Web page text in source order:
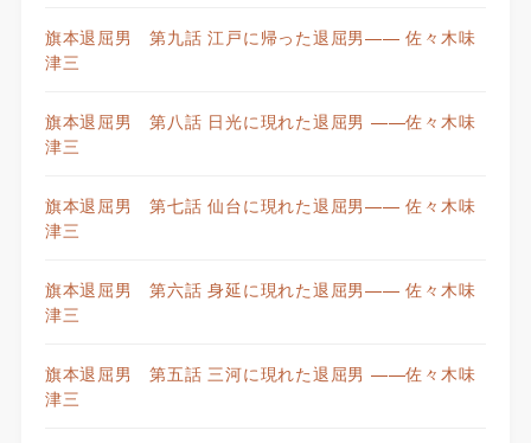
旗本退屈男 第九話 江戸に帰った退屈男—— 佐々木味
津三
旗本退屈男 第八話 日光に現れた退屈男 ——佐々木味
津三
旗本退屈男 第七話 仙台に現れた退屈男—— 佐々木味
津三
旗本退屈男 第六話 身延に現れた退屈男—— 佐々木味
津三
旗本退屈男 第五話 三河に現れた退屈男 ——佐々木味
津三